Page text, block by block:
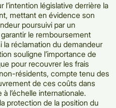
l’intention législative derrière la
mettant en évidence son
poursuivi par un
le remboursement
la réclamation du demandeur
souligne l’importance de
pour recouvrer les frais
résidents, compte tenu des
de ces coûts dans
l’échelle internationale.
protection de la position du